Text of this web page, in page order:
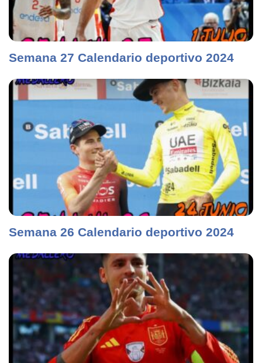
Semana 27 Calendario deportivo 2024
Semana 26 Calendario deportivo 2024